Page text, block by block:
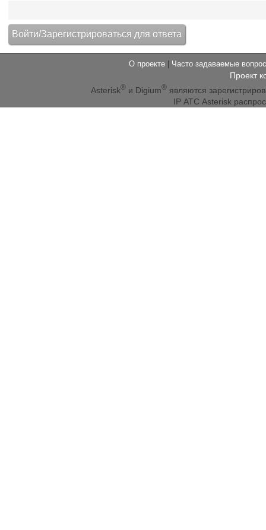
О проекте Часто задаваемые
Проект
Asterisk® и Digium® являются
IP АТС Asterisk